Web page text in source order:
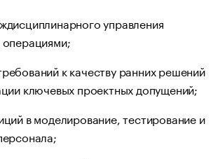
управления
к качеству ранних решений
ключевых проектных допущений;
в моделирование, тестирование и